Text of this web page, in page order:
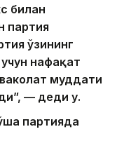
билан
партия
ўзининг
нафақат
муддати
— деди у.
партияда